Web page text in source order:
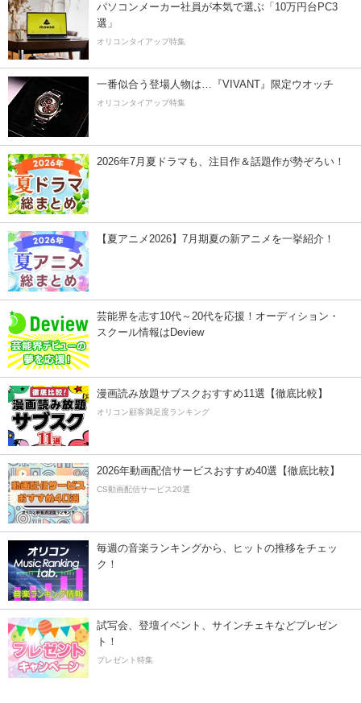
パソコンメーカー社員が本気で選ぶ「10万円台PC3
選」
オリコンタイアップ特集
一番似合う登場人物は…『VIVANT』限定ウオッチ
オリコンタイアップ特集
2026年7月夏ドラマも、注目作＆話題作が勢ぞろい！
【夏アニメ2026】7月期夏の新アニメを一挙紹介！
芸能界を志す10代～20代を応援！オーディション・
スクール情報はDeview
漫画読み放題サブスクおすすめ11選【徹底比較】
オリコン顧客満足度ランキング
2026年動画配信サービスおすすめ40選【徹底比較】
CS動画配信サービス20選
毎週の音楽ランキングから、ヒットの推移をチェッ
ク！
試写会、登壇イベント、サインチェキなどプレゼン
ト！
プレゼント特集